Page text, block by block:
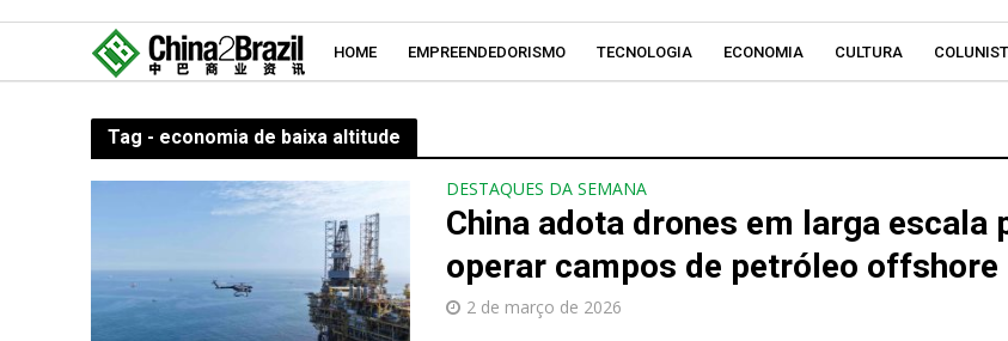
HOME EMPREENDEDORISMO TECNOLOGIA ECONOMIA CULTURA
Tag - economia de baixa altitude
DESTAQUES DA SEMANA
China adota drones em larga escala
operar campos de petróleo offshore
2 de março de 2026